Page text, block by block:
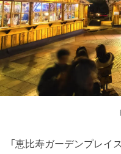
「恵比寿ガーデンプレイ